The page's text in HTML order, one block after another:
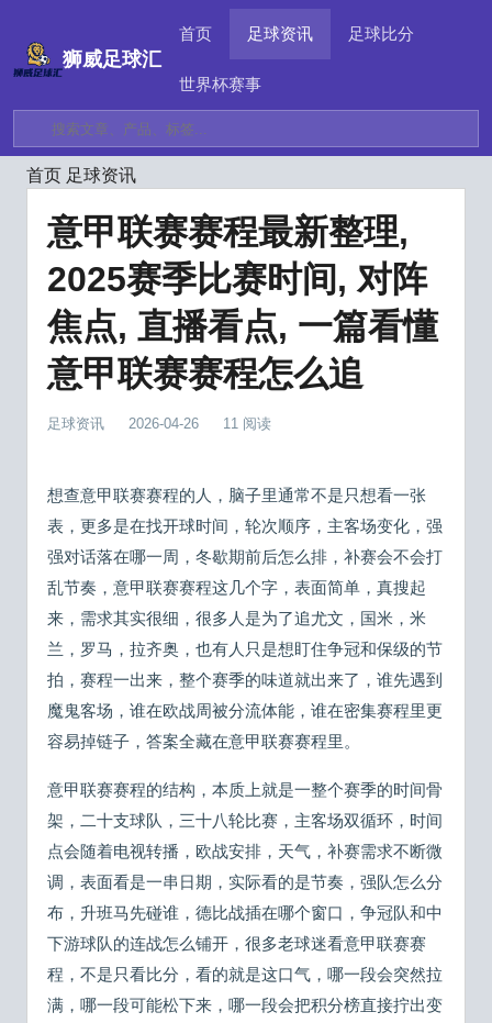
狮威足球汇
首页 足球资讯 足球比分
世界杯赛事
首页 足球资讯
意甲联赛赛程最新整理,
2025赛季比赛时间, 对阵
焦点, 直播看点, 一篇看懂
意甲联赛赛程怎么追
足球资讯 2026-04-26 11 阅读
想查意甲联赛赛程的人，脑子里通常不是只想看一张
表，更多是在找开球时间，轮次顺序，主客场变化，强
强对话落在哪一周，冬歇期前后怎么排，补赛会不会打
乱节奏，意甲联赛赛程这几个字，表面简单，真搜起
来，需求其实很细，很多人是为了追尤文，国米，米
兰，罗马，拉齐奥，也有人只是想盯住争冠和保级的节
拍，赛程一出来，整个赛季的味道就出来了，谁先遇到
魔鬼客场，谁在欧战周被分流体能，谁在密集赛程里更
容易掉链子，答案全藏在意甲联赛赛程里。
意甲联赛赛程的结构，本质上就是一整个赛季的时间骨
架，二十支球队，三十八轮比赛，主客场双循环，时间
点会随着电视转播，欧战安排，天气，补赛需求不断微
调，表面看是一串日期，实际看的是节奏，强队怎么分
布，升班马先碰谁，德比战插在哪个窗口，争冠队和中
下游球队的连战怎么铺开，很多老球迷看意甲联赛赛
程，不是只看比分，看的就是这口气，哪一段会突然拉
满，哪一段可能松下来，哪一段会把积分榜直接拧出变